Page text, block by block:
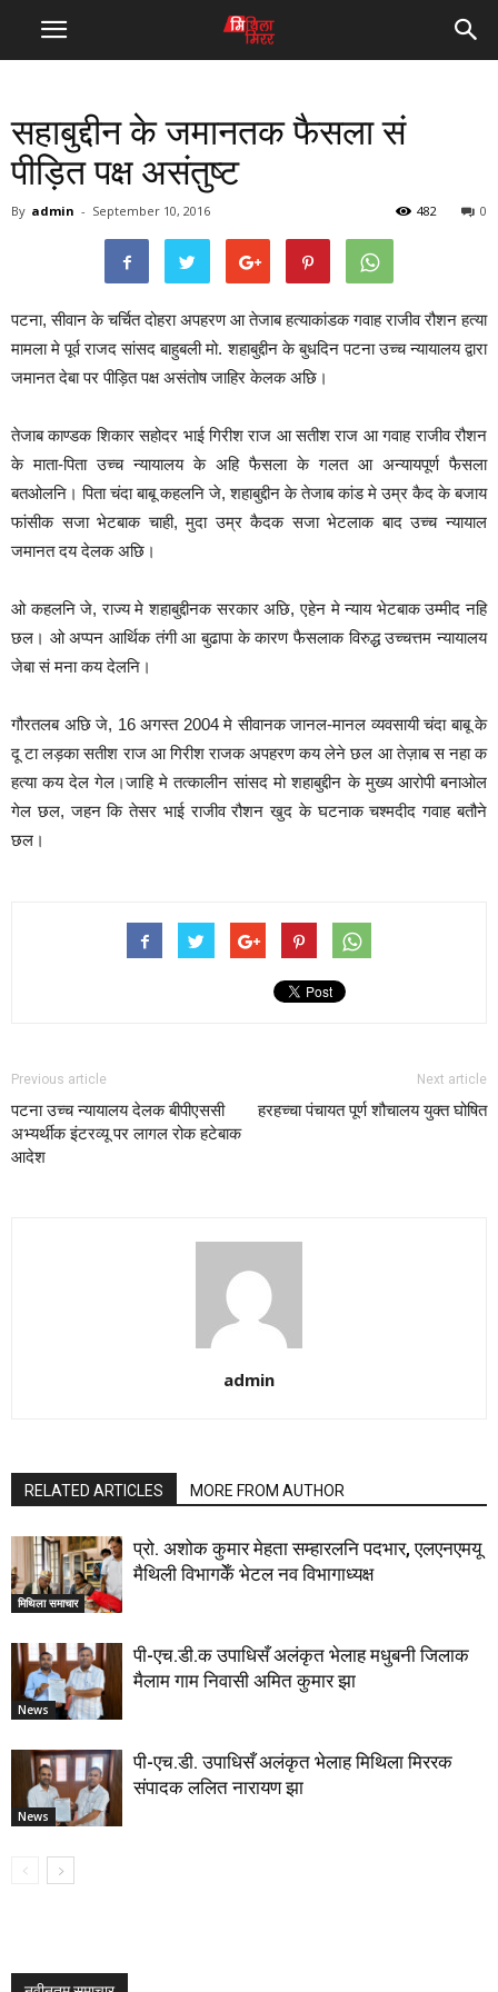
सहाबुद्दीन के जमानतक फैसला सं
पीड़ित पक्ष असंतुष्ट
By admin - September 10, 2016 0
482
पटना, सीवान के चर्चित दोहरा अपहरण आ तेजाब हत्याकांडक गवाह राजीव रौशन हत्या
मामला मे पूर्व राजद सांसद बाहुबली मो. शहाबुद्दीन के बुधदिन पटना उच्च न्यायालय द्वारा
जमानत देबा पर पीड़ित पक्ष असंतोष जाहिर केलक अछि।
तेजाब काण्डक शिकार सहोदर भाई गिरीश राज आ सतीश राज आ गवाह राजीव रौशन
के माता-पिता उच्च न्यायालय के अहि फैसला के गलत आ अन्यायपूर्ण फैसला
बतओलनि। पिता चंदा बाबू कहलनि जे, शहाबुद्दीन के तेजाब कांड मे उम्र कैद के बजाय
फांसीक सजा भेटबाक चाही, मुदा उम्र कैदक सजा भेटलाक बाद उच्च न्यायाल
जमानत दय देलक अछि।
ओ कहलनि जे, राज्य मे शहाबुद्दीनक सरकार अछि, एहेन मे न्याय भेटबाक उम्मीद नहि
छल। ओ अप्पन आर्थिक तंगी आ बुढापा के कारण फैसलाक विरुद्ध उच्चत्तम न्यायालय
जेबा सं मना कय देलनि।
गौरतलब अछि जे, 16 अगस्त 2004 मे सीवानक जानल-मानल व्यवसायी चंदा बाबू के
दू टा लड़का सतीश राज आ गिरीश राजक अपहरण कय लेने छल आ तेज़ाब स नहा क
हत्या कय देल गेल।जाहि मे तत्कालीन सांसद मो शहाबुद्दीन के मुख्य आरोपी बनाओल
गेल छल, जहन कि तेसर भाई राजीव रौशन खुद के घटनाक चश्मदीद गवाह बतौने
छल।
Previous article
पटना उच्च न्यायालय देलक बीपीएससी
अभ्यर्थीक इंटरव्यू पर लागल रोक हटेबाक
आदेश
Next article
हरहच्चा पंचायत पूर्ण शौचालय युक्त घोषित
admin
RELATED ARTICLES MORE FROM AUTHOR
मिथिला समाचार
प्रो. अशोक कुमार मेहता सम्हारलनि पदभार, एलएनएमयू
मैथिली विभागकेँ भेटल नव विभागाध्यक्ष
News
पी-एच.डी.क उपाधिसँ अलंकृत भेलाह मधुबनी जिलाक
मैलाम गाम निवासी अमित कुमार झा
News
पी-एच.डी. उपाधिसँ अलंकृत भेलाह मिथिला मिररक
संपादक ललित नारायण झा